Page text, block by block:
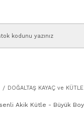
DOĞALTAŞ KAYAÇ ve KÜTLE